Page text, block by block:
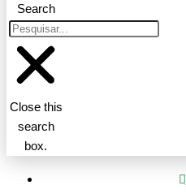
Search
Close this
search
box.